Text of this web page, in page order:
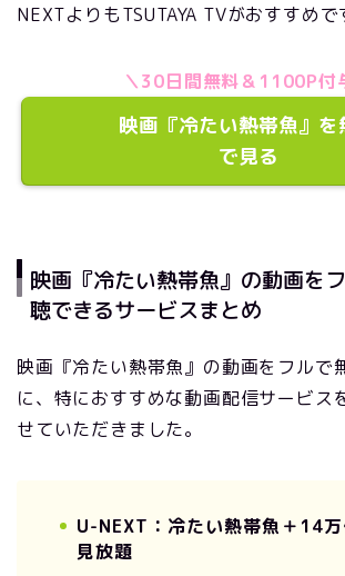
NEXTよりもTSUTAYA TVがおすすめで
＼30日間無料＆1100P付
映画『冷たい熱帯魚』を
で見る
映画『冷たい熱帯魚』の動画を
聴できるサービスまとめ
映画『冷たい熱帯魚』の動画をフルで
に、特におすすめな動画配信サービス
せていただきました。
U-NEXT：冷たい熱帯魚＋14
見放題